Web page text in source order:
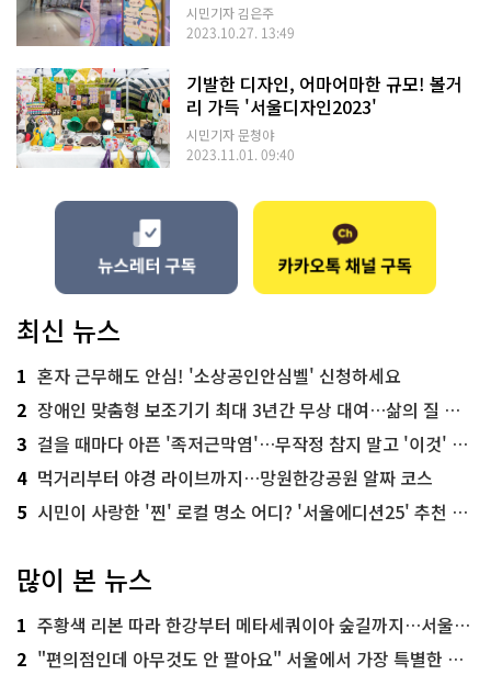
시민기자 김은주
2023.10.27. 13:49
기발한 디자인, 어마어마한 규모! 볼거
리 가득 '서울디자인2023'
시민기자 문청야
2023.11.01. 09:40
최신 뉴스
1 혼자 근무해도 안심! '소상공인안심벨' 신청하세요
2 장애인 맞춤형 보조기기 최대 3년간 무상 대여…삶의 질 높인다
3 걸을 때마다 아픈 '족저근막염'…무작정 참지 말고 '이것' 해보세요!
4 먹거리부터 야경 라이브까지…망원한강공원 알짜 코스
5 시민이 사랑한 '찐' 로컬 명소 어디? '서울에디션25' 추천 코스
많이 본 뉴스
1 주황색 리본 따라 한강부터 메타세쿼이아 숲길까지…서울둘레길 15코스
2 "편의점인데 아무것도 안 팔아요" 서울에서 가장 특별한 편의점의 정체